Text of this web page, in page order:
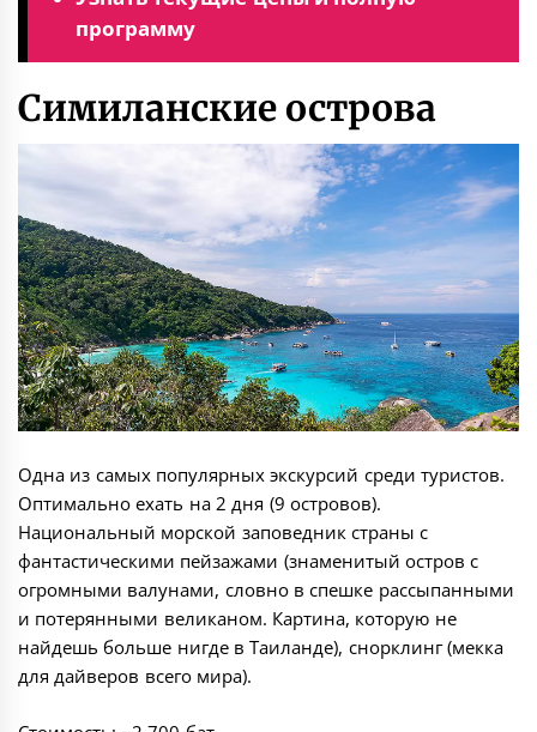
программу
Симиланские острова
Одна из самых популярных экскурсий среди туристов.
Оптимально ехать на 2 дня (9 островов).
Национальный морской заповедник страны с
фантастическими пейзажами (знаменитый остров с
огромными валунами, словно в спешке рассыпанными
и потерянными великаном. Картина, которую не
найдешь больше нигде в Таиланде), снорклинг (мекка
для дайверов всего мира).